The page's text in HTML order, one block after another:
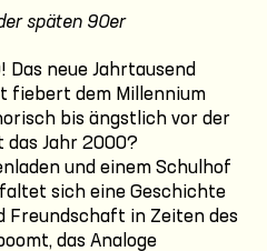
späten 90er
Das neue Jahrtausend
fiebert dem Millennium
bis ängstlich vor der
das Jahr 2000?
und einem Schulhof
sich eine Geschichte
Freundschaft in Zeiten des
das Analoge